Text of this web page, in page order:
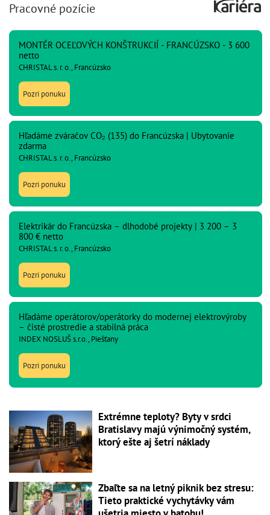
Pracovné pozície
MONTÉR OCEĽOVÝCH KONŠTRUKCIÍ - FRANCÚZSKO - 3 600
netto
CHRISTAL s. r. o., Francúzsko
Pozri ponuku
Hľadáme zváračov CO₂ (135) do Francúzska | Ubytovanie
zdarma
CHRISTAL s. r. o., Francúzsko
Pozri ponuku
Elektrikár do Francúzska – dlhodobé projekty | 3 200 – 3
800 € netto
CHRISTAL s. r. o., Francúzsko
Pozri ponuku
Hľadáme operátorov/operátorky do modernej elektrovýroby
– čisté prostredie a stabilná práca
INDEX NOSLUŠ s.r.o., Piešťany
Pozri ponuku
Extrémne teploty? Byty v srdci
Bratislavy majú výnimočný systém,
ktorý ešte aj šetrí náklady
Zbaľte sa na letný piknik bez stresu:
Tieto praktické vychytávky vám